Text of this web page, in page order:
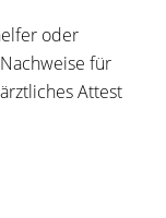
oder
für
Attest